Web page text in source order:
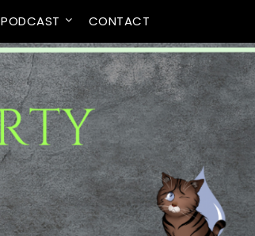
PODCAST CONTACT